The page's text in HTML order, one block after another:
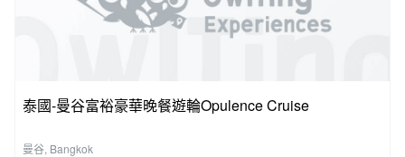
泰國-曼谷富裕豪華晚餐遊輪Opulence Cruise
曼谷, Bangkok